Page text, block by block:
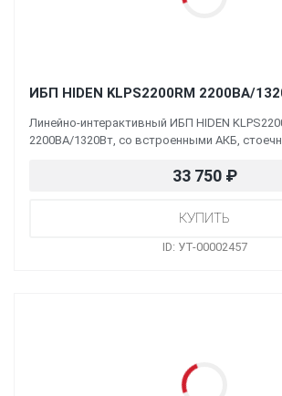
ИБП HIDEN KLPS2200RM 2200ВА/
Линейно-интерактивный ИБП HIDEN
2200ВА/1320Вт, со встроенными АКБ,
33 750 ₽
ID: УТ-00002457